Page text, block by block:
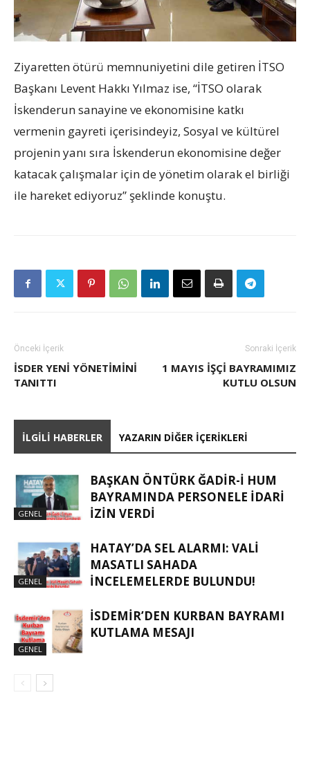
Ziyaretten ötürü memnuniyetini dile getiren İTSO
Başkanı Levent Hakkı Yılmaz ise, “İTSO olarak
İskenderun sanayine ve ekonomisine katkı
vermenin gayreti içerisindeyiz, Sosyal ve kültürel
projenin yanı sıra İskenderun ekonomisine değer
katacak çalışmalar için de yönetim olarak el birliği
ile hareket ediyoruz” şeklinde konuştu.
Önceki İçerik
İSDER YENİ YÖNETİMİNİ
TANITTI
Sonraki İçerik
1 MAYIS İŞÇI BAYRAMIMIZ
KUTLU OLSUN
İLGILI HABERLER YAZARIN DIĞER İÇERIKLERI
GENEL
BAŞKAN ÖNTÜRK ĞADIR-İ HUM
BAYRAMINDA PERSONELE İDARI
İZIN VERDI
GENEL
HATAY’DA SEL ALARMI: VALI
MASATLI SAHADA
İNCELEMELERDE BULUNDU!
GENEL
İSDEMIR’DEN KURBAN BAYRAMI
KUTLAMA MESAJI